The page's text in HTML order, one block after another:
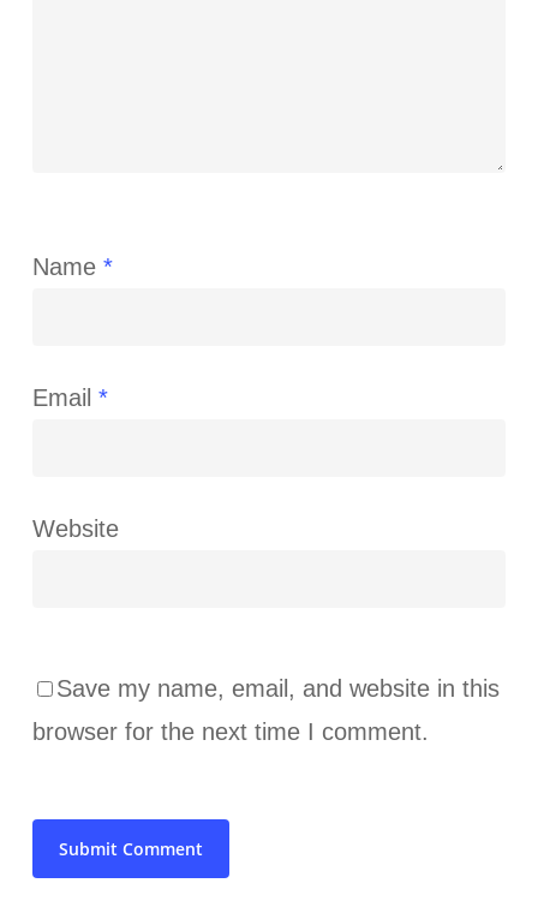
Name *
Email *
Website
Save my name, email, and website in this
browser for the next time I comment.